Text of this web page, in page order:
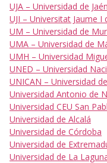
UJA – Universidad de Jaén
UJI – Universitat Jaume I
UM – Universidad de
UMA – Universidad de
UMH – Universidad
UNED – Universidad
UNICAN – Universidad
Universidad Antonio de
Universidad CEU San
Universidad de Alcalá
Universidad de Córdoba
Universidad de
Universidad de La